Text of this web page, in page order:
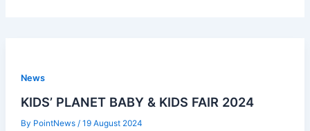
News
KIDS’ PLANET BABY & KIDS FAIR 2024
By PointNews / 19 August 2024